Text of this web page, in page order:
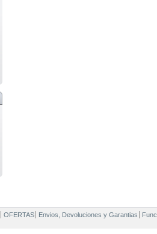
OFERTAS Envios, Devoluciones y Garantias